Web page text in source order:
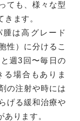
ても、様々な型
ます。
は高グレード
性）に分けるこ
週3回〜毎日の
場合もありま
の注射や時には
げる緩和治療や
ります。